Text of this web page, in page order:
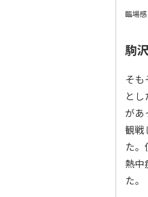
臨場感
駒
そ
と
があ
観戦
た
熱中
た。